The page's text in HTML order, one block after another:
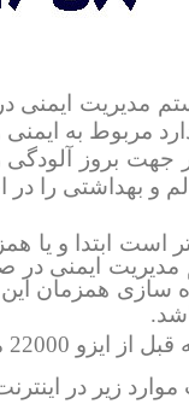
بروز آلودگی
و بهداشتی را در
ایمنی
سازی همزمان این
شرکت ها قرار گرفته است.
زیر در